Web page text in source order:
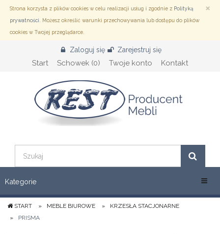
Przejdź
×
Strona korzysta z plików cookies w celu realizacji usług i zgodnie z Polityką
prywatności . Możesz określić warunki przechowywania lub dostępu do plików
cookies w Twojej przeglądarce.
Zaloguj się Zarejestruj się
Start Schowek (0) Twoje konto Kontakt
Kategorie Menu
START MEBLE BIUROWE
KRZESŁA STACJONARNE
PRISMA